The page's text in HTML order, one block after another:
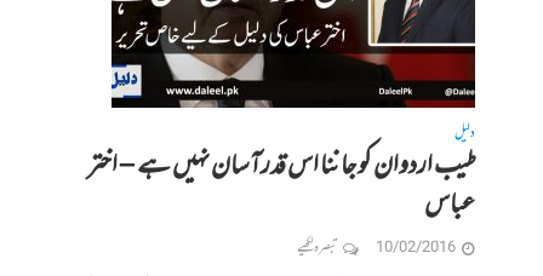
دلیل
طیب اردوان کو جاننا اس قدرآسان نہیں ہے – اختر
عباس
10/02/2016 تبصرہ لکھیے